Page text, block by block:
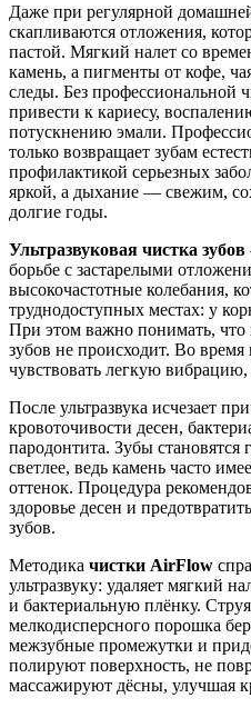
Даже при регулярной
скапливаются отложения,
пастой. Мягкий налет со
камень, а пигменты от кофе,
следы. Без профессиональной
привести к кариесу,
потускнению эмали.
только возвращает зубам
профилактикой серьезных
яркой, а дыхание — свежим,
долгие годы.
Ультразвуковая чистка зубов
борьбе с застарелыми
высокочастотные колебания,
труднодоступных местах: у
При этом важно понимать,
зубов не происходит. Во
чувствовать легкую
После ультразвука исчезает
кровоточивости десен,
пародонтита. Зубы
светлее, ведь камень часто
оттенок. Процедура
здоровье десен и
зубов.
Методика чистки AirFlow
ультразвуку: удаляет мягкий
и бактериальную плёнку.
мелкодисперсного порошка
межзубные промежутки и
полируют поверхность, не
массажируют дёсны, улучшая